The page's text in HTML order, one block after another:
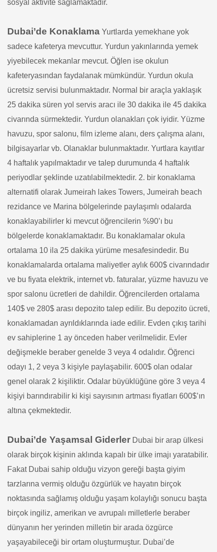
sosyal aktivite sağlamaktadır.
Dubai’de Konaklama Yurtlarda yemekhane yok
sadece kafeterya mevcuttur. Yurdun yakınlarında yemek
yiyebilecek mekanlar mevcut. Öğlen ise okulun
kafeteryasından faydalanak mümkündür. Yurdun okula
ücretsiz servisi bulunmaktadır. Normal bir araçla yaklaşık
25 dakika süren yol servis aracı ile 30 dakika ile 45 dakika
civarında sürmektedir. Yurdun olanakları çok iyidir. Yüzme
havuzu, spor salonu, film izleme alanı, ders çalışma alanı,
bilgisayarlar vb. Olanaklar bulunmaktadır. Yurtlara kayıtlar
4 haftalık yapılmaktadır ve talep durumunda 4 haftalık
periyodlar şeklinde uzatılabilmektedir. 2. bir konaklama
alternatifi olarak Jumeirah lakes Towers, Jumeirah beach
rezidance ve Marina bölgelerinde paylaşımlı odalarda
konaklayabilirler ki mevcut öğrencilerin %90’ı bu
bölgelerde konaklamaktadır. Bu konaklamalar okula
ortalama 10 ila 25 dakika yürüme mesafesindedir. Bu
konaklamalarda ortalama maliyetler aylık 600$ civarındadır
ve bu fiyata elektrik, internet vb. faturalar, yüzme havuzu ve
spor salonu ücretleri de dahildir. Öğrencilerden ortalama
140$ ve 280$ arası depozito talep edilir. Bu depozito ücreti,
konaklamadan ayrıldıklarında iade edilir. Evden çıkış tarihi
ev sahiplerine 1 ay önceden haber verilmelidir. Evler
değişmekle beraber genelde 3 veya 4 odalıdır. Öğrenci
odayı 1, 2 veya 3 kişiyle paylaşabilir. 600$ olan odalar
genel olarak 2 kişiliktir. Odalar büyüklüğüne göre 3 veya 4
kişiyi barındırabilir ki kişi sayısının artması fiyatları 600$’ın
altına çekmektedir.
Dubai’de Yaşamsal Giderler Dubai bir arap ülkesi
olarak birçok kişinin aklında kapalı bir ülke imajı yaratabilir.
Fakat Dubai sahip olduğu vizyon gereği başta giyim
tarzlarına vermiş olduğu özgürlük ve hayatın birçok
noktasında sağlamış olduğu yaşam kolaylığı sonucu başta
birçok ingiliz, amerikan ve avrupalı milletlerle beraber
dünyanın her yerinden milletin bir arada özgürce
yaşayabileceği bir ortam oluşturmuştur. Dubai’de